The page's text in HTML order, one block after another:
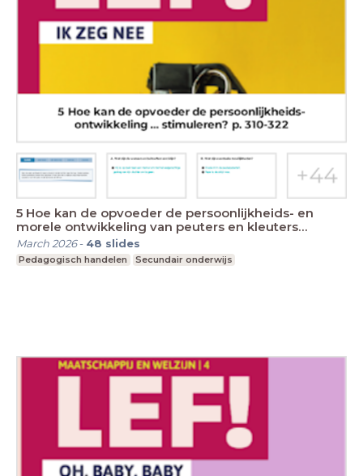
5 Hoe kan de opvoeder de persoonlijkheids- en
morele ontwikkeling van peuters en kleuters
stimuleren?
March 2026- 48 slides
Pedagogisch handelen Secundair onderwijs